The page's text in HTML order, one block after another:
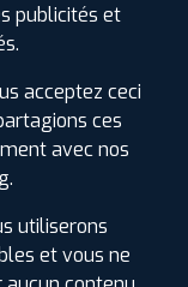
publicités et
acceptez ceci
ces
avec nos
utiliserons
et vous ne